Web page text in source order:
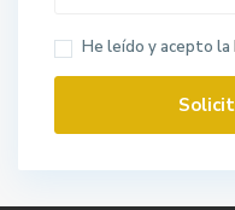
He leído y acepto la